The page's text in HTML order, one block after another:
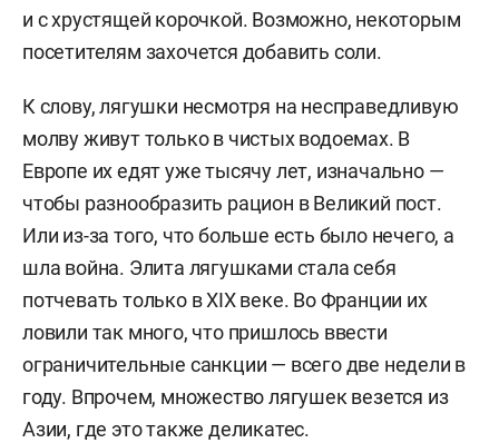
и с хрустящей корочкой. Возможно, некоторым
посетителям захочется добавить соли.
К слову, лягушки несмотря на несправедливую
молву живут только в чистых водоемах. В
Европе их едят уже тысячу лет, изначально —
чтобы разнообразить рацион в Великий пост.
Или из-за того, что больше есть было нечего, а
шла война. Элита лягушками стала себя
потчевать только в XIX веке. Во Франции их
ловили так много, что пришлось ввести
ограничительные санкции — всего две недели в
году. Впрочем, множество лягушек везется из
Азии, где это также деликатес.